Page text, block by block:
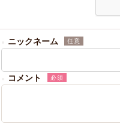
ニックネーム 任意
コメント 必須